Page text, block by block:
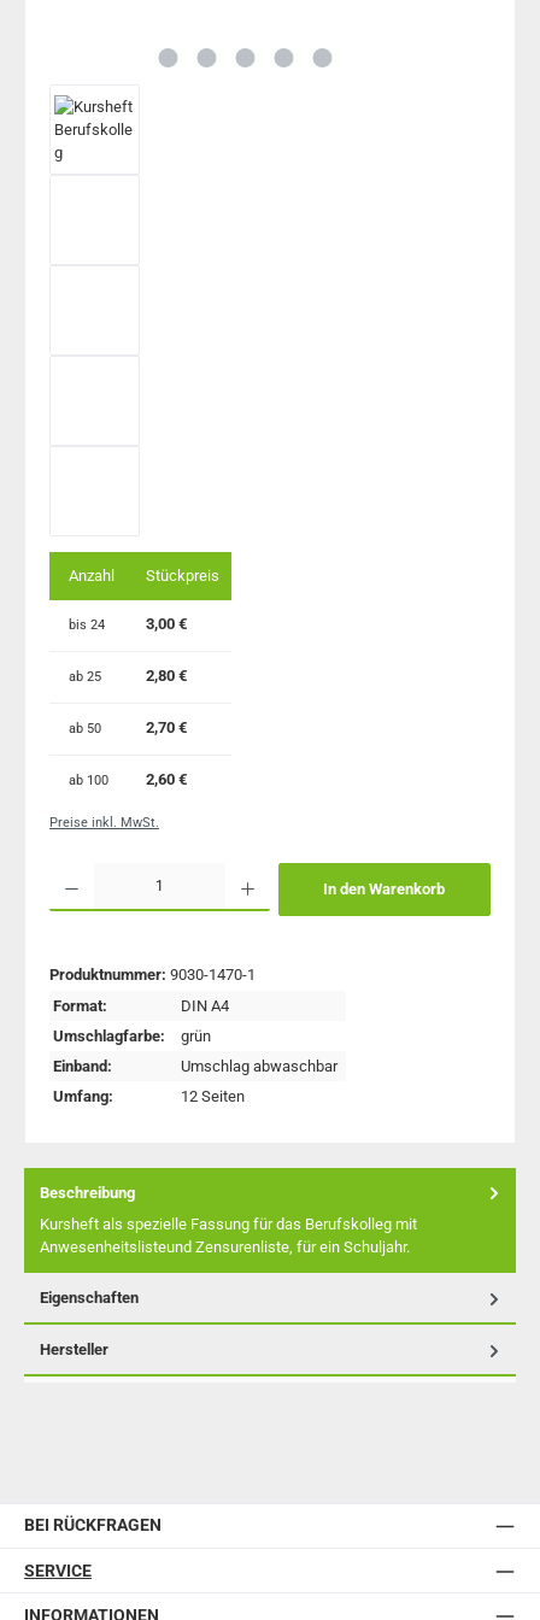
Anzahl Stückpreis
bis 24 3,00 €
ab 25 2,80 €
ab 50 2,70 €
ab 100 2,60 €
Preise inkl. MwSt.
In den Warenkorb
Produktnummer: 9030-1470-1
Format:
DIN A4
Umschlagfarbe:
grün
Einband:
Umschlag abwaschbar
Umfang:
12 Seiten
Beschreibung
Kursheft als spezielle Fassung für das Berufskolleg mit
Anwesenheitslisteund Zensurenliste, für ein Schuljahr.
Eigenschaften
Hersteller
BEI RÜCKFRAGEN
SERVICE